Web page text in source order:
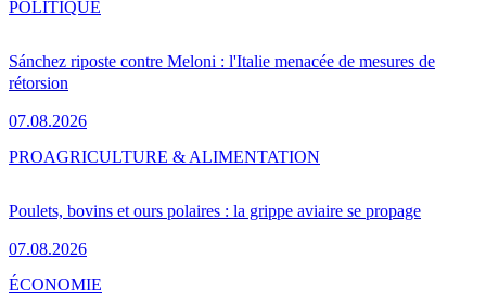
Sánchez riposte contre Meloni : l'Italie menacée de mesures de
rétorsion
07.08.2026
POLITIQUE
Poulets, bovins et ours polaires : la grippe aviaire se propage
07.08.2026
PROAGRICULTURE & ALIMENTATION
ÉCONOMIE